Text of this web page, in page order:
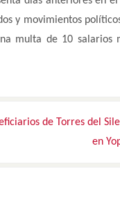
y movimientos
multa de 10 salarios
de Torres del
en